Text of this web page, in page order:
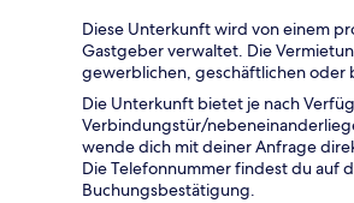
Diese Unterkunft wird von einem
Gastgeber verwaltet. Die
gewerblichen, geschäftlichen oder
Die Unterkunft bietet je nach
Verbindungstür/
wende dich mit deiner Anfrage
Die Telefonnummer findest du auf
Buchungsbestätigung.